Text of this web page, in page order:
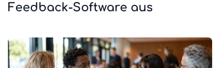
Feedback-Software aus